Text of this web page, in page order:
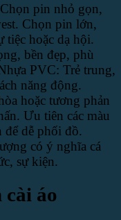
Chọn pin nhỏ gọn,
Chọn pin lớn,
tiệc hoặc dạ hội.
bền đẹp, phù
PVC: Trẻ trung,
năng động.
hoặc tương phản
Ưu tiên các màu
để dễ phối đồ.
có ý nghĩa cá
sự kiện.
áo